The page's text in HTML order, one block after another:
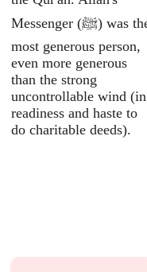
Messenger (ﷺ) was the
most generous person,
even more generous
than the strong
uncontrollable wind (in
readiness and haste to
do charitable deeds).